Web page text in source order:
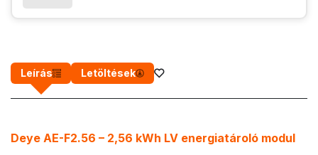
Leírás Letöltések
Deye AE-F2.56 – 2,56 kWh LV energiatároló modul